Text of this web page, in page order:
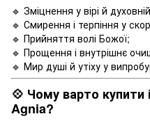
🔹 Зміцнення у вірі й
🔹 Смирення і терпіння у
🔹 Прийняття волі Божої;
🔹 Прощення і внутрішнє
🔹 Мир душі й утіху у
💠 Чому варто купити
Agnia?